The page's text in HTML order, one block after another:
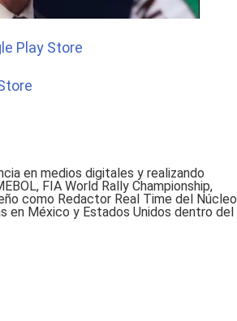
Play Store
en medios digitales y realizando
FIA World Rally Championship,
como Redactor Real Time del Núcleo
en México y Estados Unidos dentro del